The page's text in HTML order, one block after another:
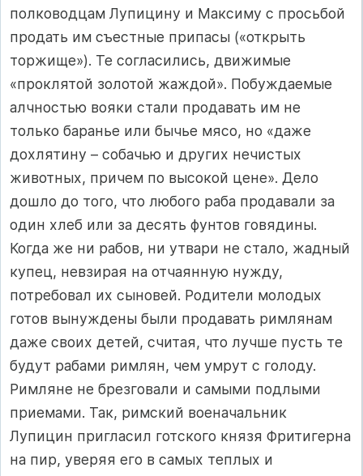
полководцам Лупицину и Максиму с просьбой
продать им съестные припасы («открыть
торжище»). Те согласились, движимые
«проклятой золотой жаждой». Побуждаемые
алчностью вояки стали продавать им не
только баранье или бычье мясо, но «даже
дохлятину – собачью и других нечистых
животных, причем по высокой цене». Дело
дошло до того, что любого раба продавали за
один хлеб или за десять фунтов говядины.
Когда же ни рабов, ни утвари не стало, жадный
купец, невзирая на отчаянную нужду,
потребовал их сыновей. Родители молодых
готов вынуждены были продавать римлянам
даже своих детей, считая, что лучше пусть те
будут рабами римлян, чем умрут с голоду.
Римляне не брезговали и самыми подлыми
приемами. Так, римский военачальник
Лупицин пригласил готского князя Фритигерна
на пир, уверяя его в самых теплых и